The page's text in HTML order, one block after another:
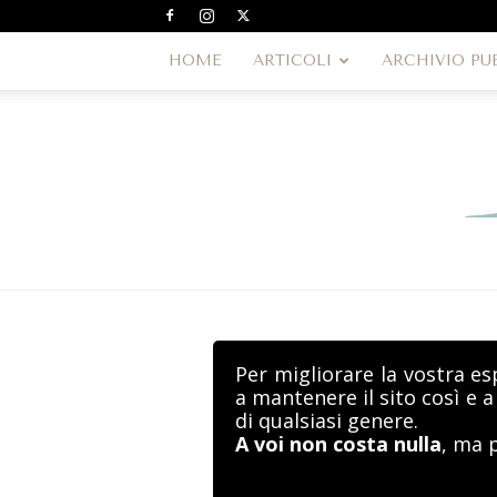
HOME ARTICOLI ARCHIVIO
Per migliorare la vostra
a mantenere il sito così e
di qualsiasi genere.
A voi non costa nulla, ma